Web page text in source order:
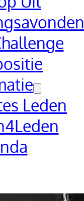
Leden